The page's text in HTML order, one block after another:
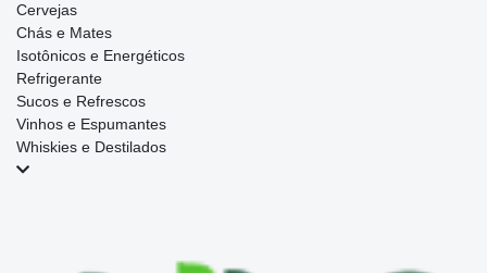
Cervejas
Chás e Mates
Isotônicos e Energéticos
Refrigerante
Sucos e Refrescos
Vinhos e Espumantes
Whiskies e Destilados